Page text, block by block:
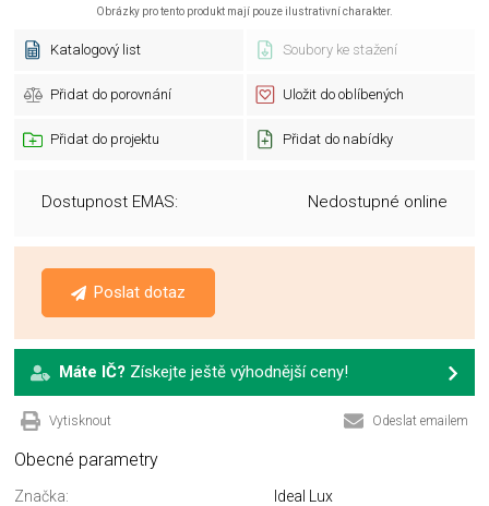
Obrázky pro tento produkt mají pouze ilustrativní charakter.
Katalogový list Soubory ke stažení
Přidat do porovnání Uložit do oblíbených
Přidat do projektu Přidat do nabídky
Dostupnost EMAS: Nedostupné online
Poslat dotaz
Máte IČ? Získejte ještě výhodnější ceny!
Vytisknout Odeslat emailem
Obecné parametry
Značka:
Ideal Lux